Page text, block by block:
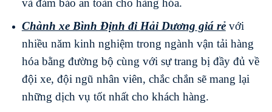
Chành xe Bình Định điHải Dương giá rẻvới
nhiều năm kinh nghiệm trong ngành vận tải hàng
hóa bằng đường bộ cùng với sự trang bị đầy đủ về
đội xe, đội ngũ nhân viên, chắc chắn sẽ mang lại
những dịch vụ tốt nhất cho khách hàng.